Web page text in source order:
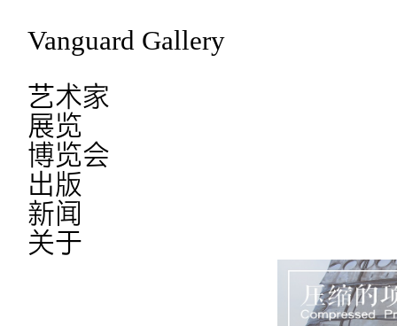
Vanguard Gallery
艺术家
展览
博览会
出版
新闻
关于